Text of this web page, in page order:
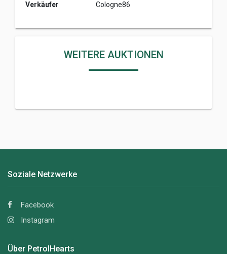
Verkäufer Cologne86
WEITERE AUKTIONEN
T
Soziale Netzwerke
Facebook
Instagram
Über PetrolHearts